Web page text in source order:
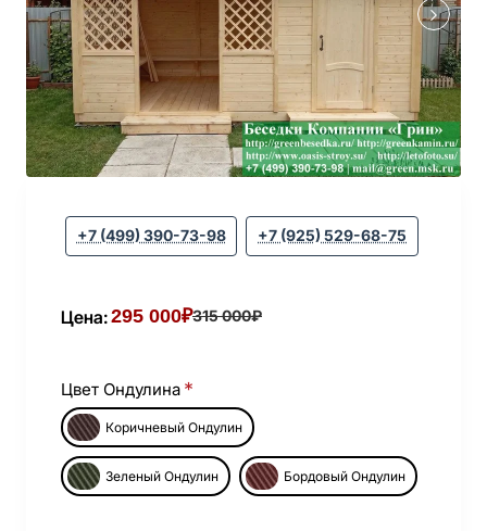
+7 (499) 390-73-98 +7 (925) 529-68-75
Цена:295 000₽315 000₽
Цвет Ондулина
Коричневый Ондулин
Зеленый Ондулин Бордовый Ондулин